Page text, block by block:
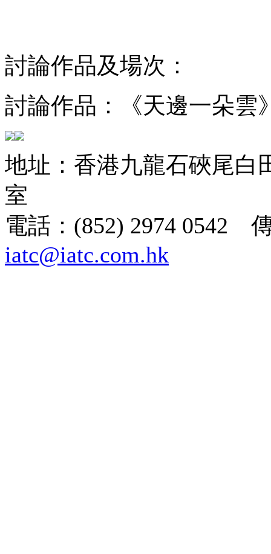
討論作品及場次：
討論作品：《天邊一朵雲
地址：香港九龍石硤尾白
室
電話：(852) 2974 0542
iatc@iatc.com.hk